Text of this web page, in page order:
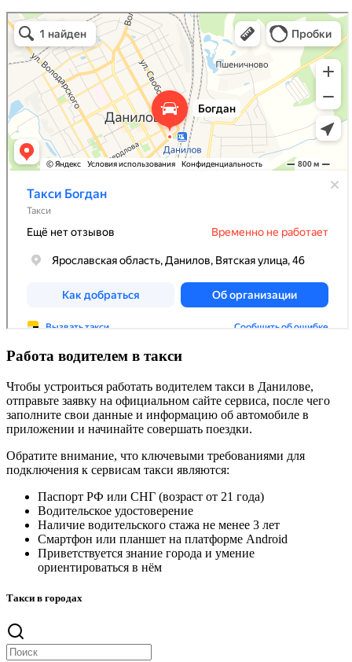
Работа водителем в такси
Чтобы устроиться работать водителем такси в Данилове,
отправьте заявку на официальном сайте сервиса, после чего
заполните свои данные и информацию об автомобиле в
приложении и начинайте совершать поездки.
Обратите внимание, что ключевыми требованиями для
подключения к сервисам такси являются:
Паспорт РФ или СНГ (возраст от 21 года)
Водительское удостоверение
Наличие водительского стажа не менее 3 лет
Смартфон или планшет на платформе Android
Приветствуется знание города и умение
ориентироваться в нём
Такси в городах